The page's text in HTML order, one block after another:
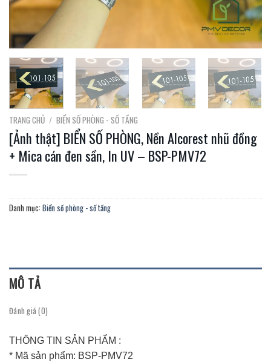
TRANG CHỦ / BIỂN SỐ PHÒNG - SỐ TẦNG
[Ảnh thật] BIỂN SỐ PHÒNG, Nền Alcorest nhũ đồng
+ Mica cán đen sần, In UV – BSP-PMV72
Danh mục: Biển số phòng - số tầng
MÔ TẢ
Đánh giá (0)
THÔNG TIN SẢN PHẨM :
* Mã sản phẩm: BSP-PMV72